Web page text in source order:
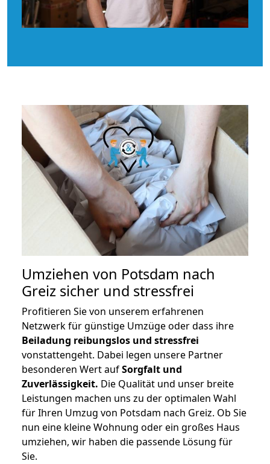
Umziehen von Potsdam nach
Greiz sicher und stressfrei
Profitieren Sie von unserem erfahrenen
Netzwerk für günstige Umzüge oder dass ihre
Beiladung reibungslos und stressfrei
vonstattengeht. Dabei legen unsere Partner
besonderen Wert aufSorgfalt und
Zuverlässigkeit. Die Qualität und unser breite
Leistungen machen uns zu der optimalen Wahl
für Ihren Umzug von Potsdam nach Greiz. Ob Sie
nun eine kleine Wohnung oder ein großes Haus
umziehen, wir haben die passende Lösung für
Sie.